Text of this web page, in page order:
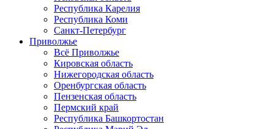
Республика Карелия
Республика Коми
Санкт-Петербург
Приволжье
Всё Приволжье
Кировская область
Нижегородская область
Оренбургская область
Пензенская область
Пермский край
Республика Башкортостан